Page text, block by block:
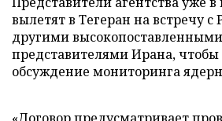
вылетят в Тегеран на встречу с
другими высокопоставленными
представителями Ирана, чтобы
обсуждение мониторинга